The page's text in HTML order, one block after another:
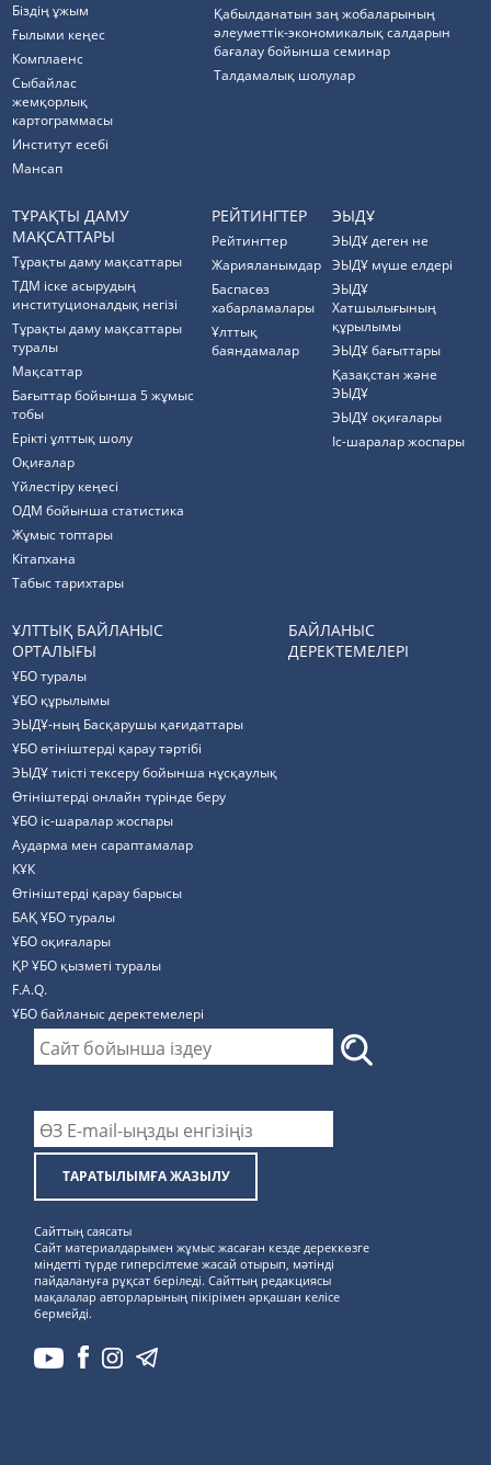
Біздің ұжым
Ғылыми кеңес
Комплаенс
Cыбайлас
жемқорлық
картограммасы
Институт есебі
Мансап
Қабылданатын заң жобаларының
әлеуметтік-экономикалық салдарын
бағалау бойынша семинар
Талдамалық шолулар
ТҰРАҚТЫ ДАМУ
МАҚСАТТАРЫ
Тұрақты даму мақсаттары
ТДМ іске асырудың
институционалдық негізі
Тұрақты даму мақсаттары
туралы
Мақсаттар
Бағыттар бойынша 5 жұмыс
тобы
Ерікті ұлттық шолу
Оқиғалар
Үйлестіру кеңесі
ОДМ бойынша статистика
Жұмыс топтары
Кітапхана
Табыс тарихтары
РЕЙТИНГТЕР
Рейтингтер
Жарияланымдар
Баспасөз
хабарламалары
Ұлттық
баяндамалар
ЭЫДҰ
ЭЫДҰ деген не
ЭЫДҰ мүше елдері
ЭЫДҰ
Хатшылығының
құрылымы
ЭЫДҰ бағыттары
Қазақстан және
ЭЫДҰ
ЭЫДҰ оқиғалары
Іс-шаралар жоспары
ҰЛТТЫҚ БАЙЛАНЫС
ОРТАЛЫҒЫ
ҰБО туралы
ҰБО құрылымы
ЭЫДҰ-ның Басқарушы қағидаттары
ҰБО өтініштерді қарау тәртібі
ЭЫДҰ тиісті тексеру бойынша нұсқаулық
Өтініштерді онлайн түрінде беру
ҰБО іс-шаралар жоспары
Аударма мен сараптамалар
КҰК
Өтініштерді қарау барысы
БАҚ ҰБО туралы
ҰБО оқиғалары
ҚР ҰБО қызметі туралы
F.A.Q.
ҰБО байланыс деректемелерi
БАЙЛАНЫС
ДЕРЕКТЕМЕЛЕРІ
ТАРАТЫЛЫМҒА ЖАЗЫЛУ
Сайттың саясаты
Сайт материалдарымен жұмыс жасаған кезде дереккөзге
міндетті түрде гиперсілтеме жасай отырып, мәтінді
пайдалануға рұқсат беріледі. Сайттың редакциясы
мақалалар авторларының пікірімен әрқашан келісе
бермейді.